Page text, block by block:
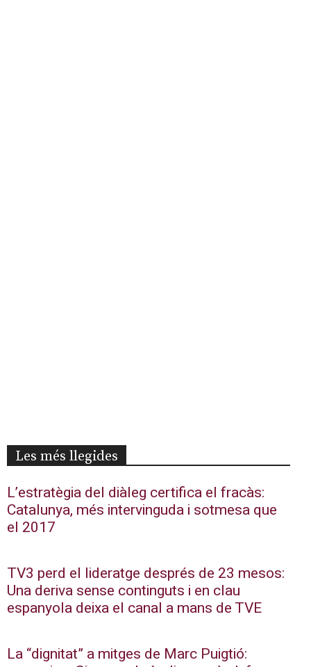
Les més llegides
L’estratègia del diàleg certifica el fracàs:
Catalunya, més intervinguda i sotmesa que
el 2017
TV3 perd el lideratge després de 23 mesos:
Una deriva sense continguts i en clau
espanyola deixa el canal a mans de TVE
La “dignitat” a mitges de Marc Puigtió: